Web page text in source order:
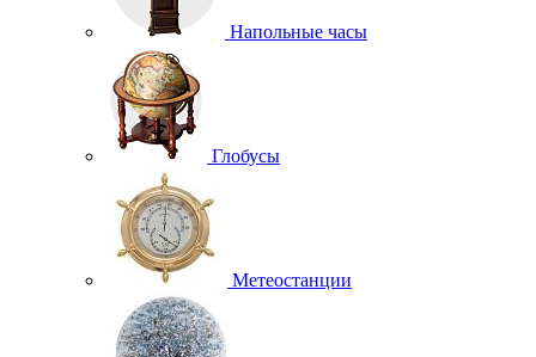
Напольные часы
Глобусы
Метеостанции